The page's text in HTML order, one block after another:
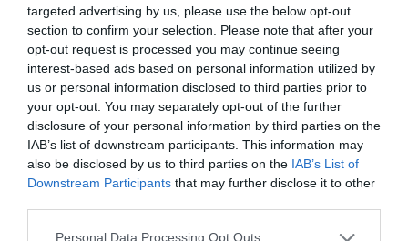
targeted advertising by us, please use the below opt-out
section to confirm your selection. Please note that after your
opt-out request is processed you may continue seeing
interest-based ads based on personal information utilized by
us or personal information disclosed to third parties prior to
your opt-out. You may separately opt-out of the further
disclosure of your personal information by third parties on the
IAB’s list of downstream participants. This information may
also be disclosed by us to third parties on the IAB’s List of
Downstream Participants that may further disclose it to other
Personal Data Processing Opt Outs
Ακολουθήστε το Culturenow.gr στο Google News
μάθετε πρώτοι όλες τις ειδήσεις